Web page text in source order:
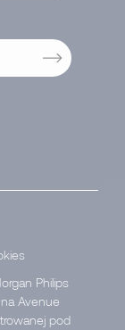
Philips
Avenue
pod